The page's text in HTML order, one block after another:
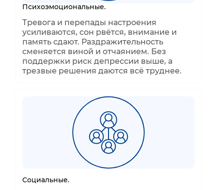
Психоэмоциональные.
Тревога и перепады настроения
усиливаются, сон рвётся, внимание и
память сдают. Раздражительность
сменяется виной и отчаянием. Без
поддержки риск депрессии выше, а
трезвые решения даются всё труднее.
Социальные.